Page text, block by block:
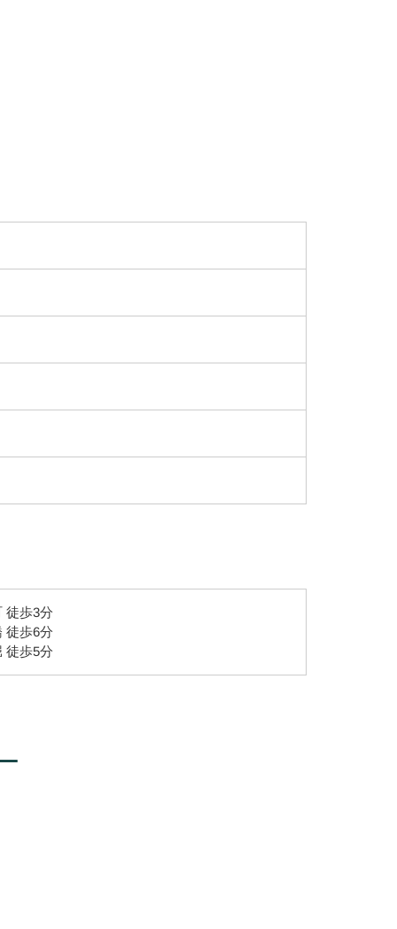
徒歩3分
徒歩6分
徒歩5分